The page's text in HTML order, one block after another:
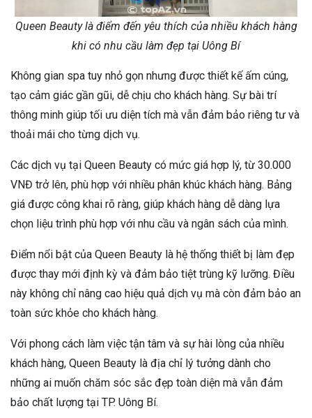
Queen Beauty là điểm đến yêu thích của nhiều khách hàng
khi có nhu cầu làm đẹp tại Uông Bí
Không gian spa tuy nhỏ gọn nhưng được thiết kế ấm cúng,
tạo cảm giác gần gũi, dễ chịu cho khách hàng. Sự bài trí
thông minh giúp tối ưu diện tích mà vẫn đảm bảo riêng tư và
thoải mái cho từng dịch vụ.
Các dịch vụ tại Queen Beauty có mức giá hợp lý, từ 30.000
VNĐ trở lên, phù hợp với nhiều phân khúc khách hàng. Bảng
giá được công khai rõ ràng, giúp khách hàng dễ dàng lựa
chọn liệu trình phù hợp với nhu cầu và ngân sách của mình.
Điểm nổi bật của Queen Beauty là hệ thống thiết bị làm đẹp
được thay mới định kỳ và đảm bảo tiệt trùng kỹ lưỡng. Điều
này không chỉ nâng cao hiệu quả dịch vụ mà còn đảm bảo an
toàn sức khỏe cho khách hàng.
Với phong cách làm việc tận tâm và sự hài lòng của nhiều
khách hàng, Queen Beauty là địa chỉ lý tưởng dành cho
những ai muốn chăm sóc sắc đẹp toàn diện mà vẫn đảm
bảo chất lượng tại TP. Uông Bí.